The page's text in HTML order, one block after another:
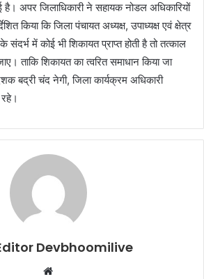
है। अपर जिलाधिकारी ने सहायक नोडल अधिकारियों
किया कि जिला पंचायत अध्यक्ष, उपाध्यक्ष एवं क्षेत्र
संदर्भ में कोई भी शिकायत प्राप्त होती है तो तत्काल
ताकि शिकायत का त्वरित समाधान किया जा
बद्री चंद नेगी, जिला कार्यक्रम अधिकारी
Devbhoomilive
Website